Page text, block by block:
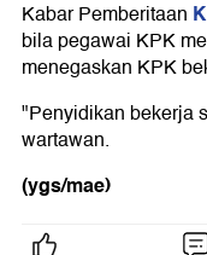
Kabar Pemberitaan
bila pegawai KPK
menegaskan KPK
"Penyidikan bekerja
wartawan.
(ygs/mae)